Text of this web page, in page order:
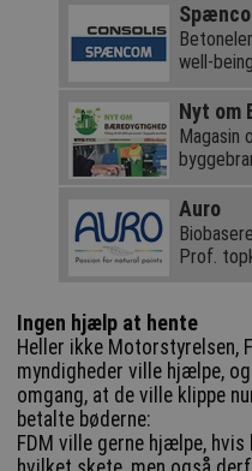
well-
Nyt om
Magasin
Auro
Prof.
Ingen hjælp at hente
Heller ikke Motorstyrelsen,
myndigheder ville hjælpe,
omgang, at de ville klippe
betalte bøderne:
FDM ville gerne hjælpe,